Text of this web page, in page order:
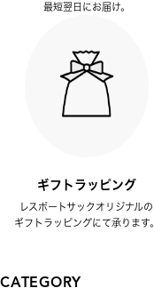
最短翌日にお届け。
ギフトラッピング
レスポートサックオリジナルの
ギフトラッピングにて承ります。
CATEGORY